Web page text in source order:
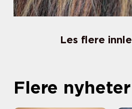
Les flere
Flere nyheter